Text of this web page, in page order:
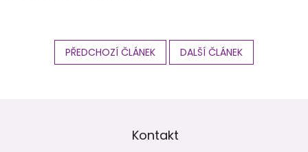
PŘEDCHOZÍ ČLÁNEK DALŠÍ ČLÁNEK
Kontakt